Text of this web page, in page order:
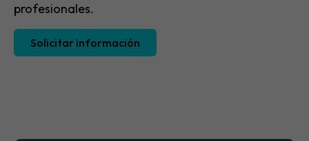
profesionales.
Solicitar información